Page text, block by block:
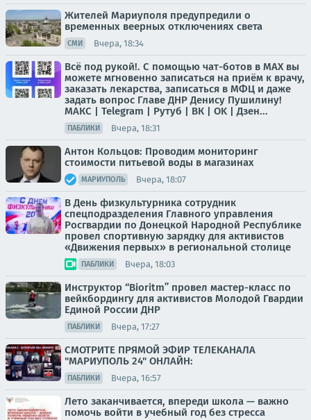
Жителей Мариуполя предупредили о
временных веерных отключениях света
СМИ Вчера, 18:34
Всё под рукой!. С помощью чат-ботов в МАХ вы
можете мгновенно записаться на приём к врачу,
заказать лекарства, записаться в МФЦ и даже
задать вопрос Главе ДНР Денису Пушилину!
МАКС | Telegram | Рутуб | ВК | OK | Дзен...
ПАБЛИКИ Вчера, 18:31
Антон Кольцов: Проводим мониторинг
стоимости питьевой воды в магазинах
МАРИУПОЛЬ Вчера, 18:07
В День физкультурника сотрудник
спецподразделения Главного управления
Росгвардии по Донецкой Народной Республике
провел спортивную зарядку для активистов
«Движения первых» в региональной столице
ПАБЛИКИ Вчера, 18:03
Инструктор “Bioritm” провел мастер-класс по
вейкбордингу для активистов Молодой Гвардии
Единой России ДНР
ПАБЛИКИ Вчера, 17:27
СМОТРИТЕ ПРЯМОЙ ЭФИР ТЕЛЕКАНАЛА
"МАРИУПОЛЬ 24" ОНЛАЙН:
ПАБЛИКИ Вчера, 16:57
Лето заканчивается, впереди школа — важно
помочь войти в учебный год без стресса